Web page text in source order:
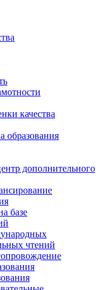
качества
образования
дополнительного
базе
чтений